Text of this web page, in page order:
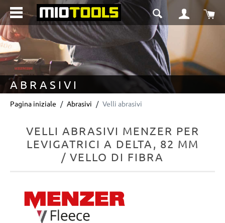
principale Il
ABRASIVI
Pagina iniziale Abrasivi Velli abrasivi
VELLI ABRASIVI MENZER PER
LEVIGATRICI A DELTA, 82 MM
/ VELLO DI FIBRA
Salta la galleria di immagini